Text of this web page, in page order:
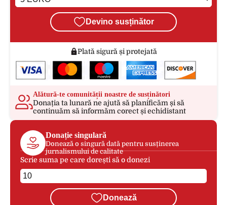
Devino susținător
Plată sigură și protejată
Alătură-te comunității noastre de susținători
Donația ta lunară ne ajută să planificăm și să
continuăm să informăm corect și echidistant
Donație singulară
Donează o singură dată pentru susținerea
jurnalismului de calitate
Scrie suma pe care dorești să o donezi
Donează